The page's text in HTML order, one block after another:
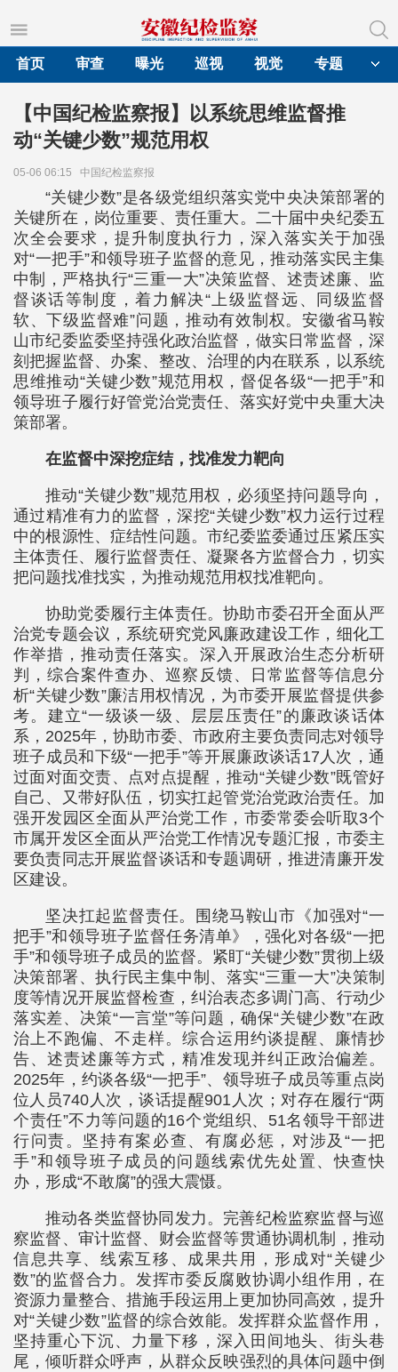
首页
审查 曝光 巡视 视觉 专题
【中国纪检监察报】以系统思维监督推
动“关键少数”规范用权
05-06 06:15 中国纪检监察报
“关键少数”是各级党组织落实党中央决策部署的
关键所在，岗位重要、责任重大。二十届中央纪委五
次全会要求，提升制度执行力，深入落实关于加强
对“一把手”和领导班子监督的意见，推动落实民主集
中制，严格执行“三重一大”决策监督、述责述廉、监
督谈话等制度，着力解决“上级监督远、同级监督
软、下级监督难”问题，推动有效制权。安徽省马鞍
山市纪委监委坚持强化政治监督，做实日常监督，深
刻把握监督、办案、整改、治理的内在联系，以系统
思维推动“关键少数”规范用权，督促各级“一把手”和
领导班子履行好管党治党责任、落实好党中央重大决
策部署。
在监督中深挖症结，找准发力靶向
推动“关键少数”规范用权，必须坚持问题导向，
通过精准有力的监督，深挖“关键少数”权力运行过程
中的根源性、症结性问题。市纪委监委通过压紧压实
主体责任、履行监督责任、凝聚各方监督合力，切实
把问题找准找实，为推动规范用权找准靶向。
协助党委履行主体责任。协助市委召开全面从严
治党专题会议，系统研究党风廉政建设工作，细化工
作举措，推动责任落实。深入开展政治生态分析研
判，综合案件查办、巡察反馈、日常监督等信息分
析“关键少数”廉洁用权情况，为市委开展监督提供参
考。建立“一级谈一级、层层压责任”的廉政谈话体
系，2025年，协助市委、市政府主要负责同志对领导
班子成员和下级“一把手”等开展廉政谈话17人次，通
过面对面交责、点对点提醒，推动“关键少数”既管好
自己、又带好队伍，切实扛起管党治党政治责任。加
强开发园区全面从严治党工作，市委常委会听取3个
市属开发区全面从严治党工作情况专题汇报，市委主
要负责同志开展监督谈话和专题调研，推进清廉开发
区建设。
坚决扛起监督责任。围绕马鞍山市《加强对“一
把手”和领导班子监督任务清单》，强化对各级“一把
手”和领导班子成员的监督。紧盯“关键少数”贯彻上级
决策部署、执行民主集中制、落实“三重一大”决策制
度等情况开展监督检查，纠治表态多调门高、行动少
落实差、决策“一言堂”等问题，确保“关键少数”在政
治上不跑偏、不走样。综合运用约谈提醒、廉情抄
告、述责述廉等方式，精准发现并纠正政治偏差。
2025年，约谈各级“一把手”、领导班子成员等重点岗
位人员740人次，谈话提醒901人次；对存在履行“两
个责任”不力等问题的16个党组织、51名领导干部进
行问责。坚持有案必查、有腐必惩，对涉及“一把
手”和领导班子成员的问题线索优先处置、快查快
办，形成“不敢腐”的强大震慑。
推动各类监督协同发力。完善纪检监察监督与巡
察监督、审计监督、财会监督等贯通协调机制，推动
信息共享、线索互移、成果共用，形成对“关键少
数”的监督合力。发挥市委反腐败协调小组作用，在
资源力量整合、措施手段运用上更加协同高效，提升
对“关键少数”监督的综合效能。发挥群众监督作用，
坚持重心下沉、力量下移，深入田间地头、街头巷
尾，倾听群众呼声，从群众反映强烈的具体问题中倒